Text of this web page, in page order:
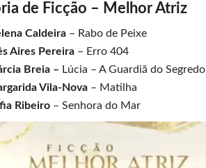
de Ficção – Melhor Atriz
Caldeira– Rabo de Peixe
Aires Pereira – Erro 404
Breia – Lúcia – A Guardiã do Segredo
Vila-Nova– Matilha
Ribeiro– Senhora do Mar